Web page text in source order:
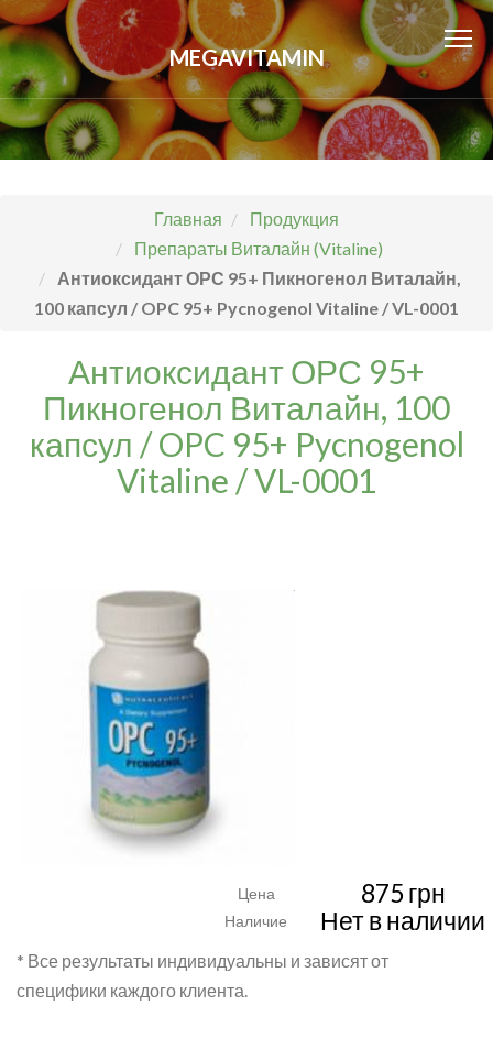
MEGAVITAMIN
Главная
Продукция
Препараты Виталайн (Vitaline)
Антиоксидант ОРС 95+ Пикногенол Виталайн,
100 капсул / OPC 95+ Pycnogenol Vitaline / VL-0001
Антиоксидант ОРС 95+
Пикногенол Виталайн, 100
капсул / OPC 95+ Pycnogenol
Vitaline / VL-0001
Цена 875 грн
Наличие Нет в наличии
* Все результаты индивидуальны и зависят от
специфики каждого клиента.